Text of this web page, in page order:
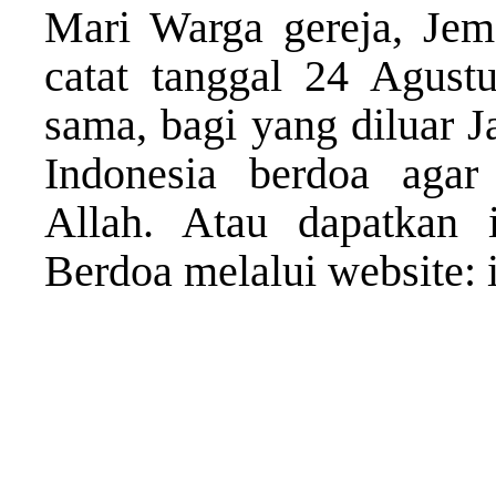
Mari Warga gereja,
catat tanggal 24
sama, bagi yang diluar
Indonesia berdoa
Allah. Atau dapatkan
Berdoa melalui website: